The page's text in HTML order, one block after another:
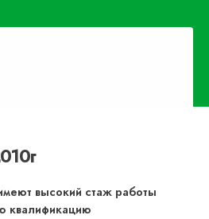
высокий стаж работы
квалификацию